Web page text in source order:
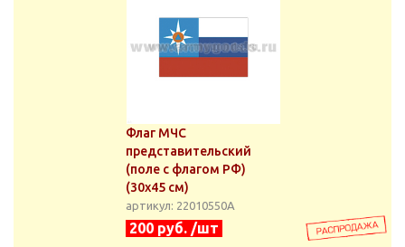
Флаг МЧС
представительский
(поле с флагом РФ)
(30х45 см)
артикул: 22010550А
200 руб. /шт